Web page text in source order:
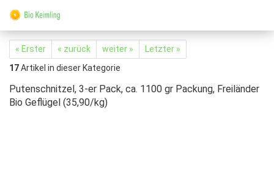
« Erster « zurück weiter »
Letzter »
17Artikel in dieser Kategorie
Putenschnitzel, 3-er Pack, ca. 1100 gr Packung, Freiländer
Bio Geflügel (35,90/kg)